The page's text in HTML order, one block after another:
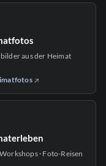
aus der Heimat
· Foto-Reisen